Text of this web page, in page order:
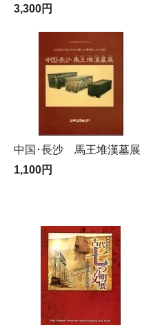
3,300円
中国･長沙 馬王堆漢墓展
1,100円